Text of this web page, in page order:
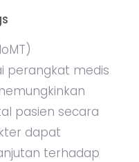
perangkat medis
pasien secara
dapat
terhadap